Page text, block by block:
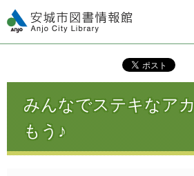
安城市図書情報館
みんなでステキなア
もう♪